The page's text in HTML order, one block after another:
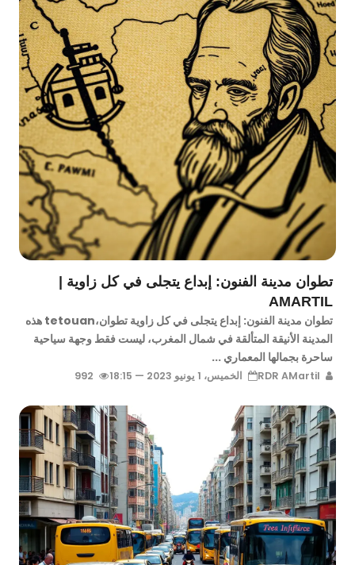
تطوان مدينة الفنون: إبداع يتجلى في كل زاوية |
AMARTIL
تطوان مدينة الفنون: إبداع يتجلى في كل زاوية تطوان،tetouan هذه
المدينة الأنيقة المتألقة في شمال المغرب، ليست فقط وجهة سياحية
ساحرة بجمالها المعماري ...
الخميس، 1 يونيو 2023 — 18:15